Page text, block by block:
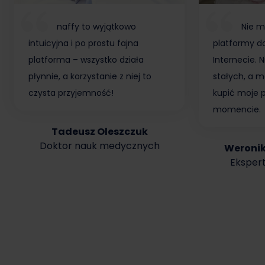
naffy to wyjątkowo
intuicyjna i po prostu fajna
platforma – wszystko działa
płynnie, a korzystanie z niej to
czysta przyjemność!
Tadeusz Oleszczuk
Doktor nauk medycznych
Nie
platformy
Internecie.
stałych, a
kupić moje
momencie.